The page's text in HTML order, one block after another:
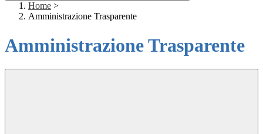
Home >
Amministrazione Trasparente
Amministrazione Trasparente